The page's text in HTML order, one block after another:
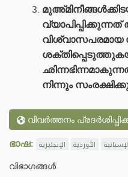
നിന്നും
വിവർത്തനം
ഭാഷ: الإنجليزية الأوردية
വിഭാഗങ്ങൾ